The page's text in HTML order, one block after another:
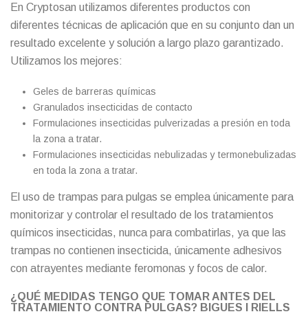
En Cryptosan utilizamos diferentes productos con
diferentes técnicas de aplicación que en su conjunto dan un
resultado excelente y solución a largo plazo garantizado.
Utilizamos los mejores:
Geles de barreras químicas
Granulados insecticidas de contacto
Formulaciones insecticidas pulverizadas a presión en toda
la zona a tratar.
Formulaciones insecticidas nebulizadas y termonebulizadas
en toda la zona a tratar.
El uso de trampas para pulgas se emplea únicamente para
monitorizar y controlar el resultado de los tratamientos
químicos insecticidas, nunca para combatirlas, ya que las
trampas no contienen insecticida, únicamente adhesivos
con atrayentes mediante feromonas y focos de calor.
¿QUÉ MEDIDAS TENGO QUE TOMAR ANTES DEL
TRATAMIENTO CONTRA PULGAS? BIGUES I RIELLS